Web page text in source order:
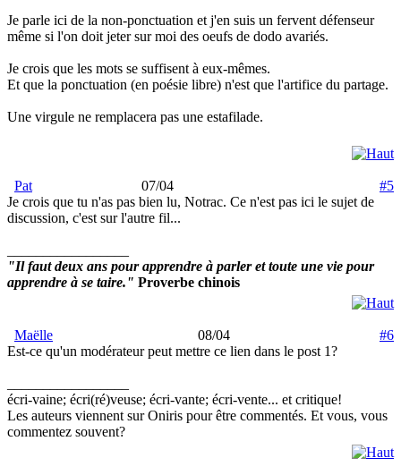
Je parle ici de la non-ponctuation et j'en suis un fervent défenseur
même si l'on doit jeter sur moi des oeufs de dodo avariés.
Je crois que les mots se suffisent à eux-mêmes.
Et que la ponctuation (en poésie libre) n'est que l'artifice du partage.
Une virgule ne remplacera pas une estafilade.
Pat 07/04
#5
Je crois que tu n'as pas bien lu, Notrac. Ce n'est pas ici le sujet de
discussion, c'est sur l'autre fil...
"Il faut deux ans pour apprendre à parler et toute une vie pour
apprendre à se taire." Proverbe chinois
Maëlle 08/04
#6
Est-ce qu'un modérateur peut mettre ce lien dans le post 1?
écri-vaine; écri(ré)veuse; écri-vante; écri-vente... et critique!
Les auteurs viennent sur Oniris pour être commentés. Et vous, vous
commentez souvent?